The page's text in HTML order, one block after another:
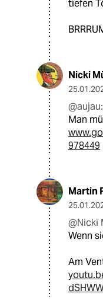
tiefen
Nicki
@aujau:
Man
978449
Martin
@Nicki
Wenn
Am